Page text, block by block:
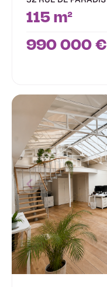
115 m²
990 000 €